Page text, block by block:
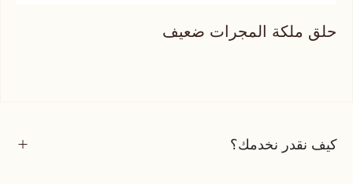
حلق ملكة المجرات ضعيف
كيف نقدر نخدمك؟